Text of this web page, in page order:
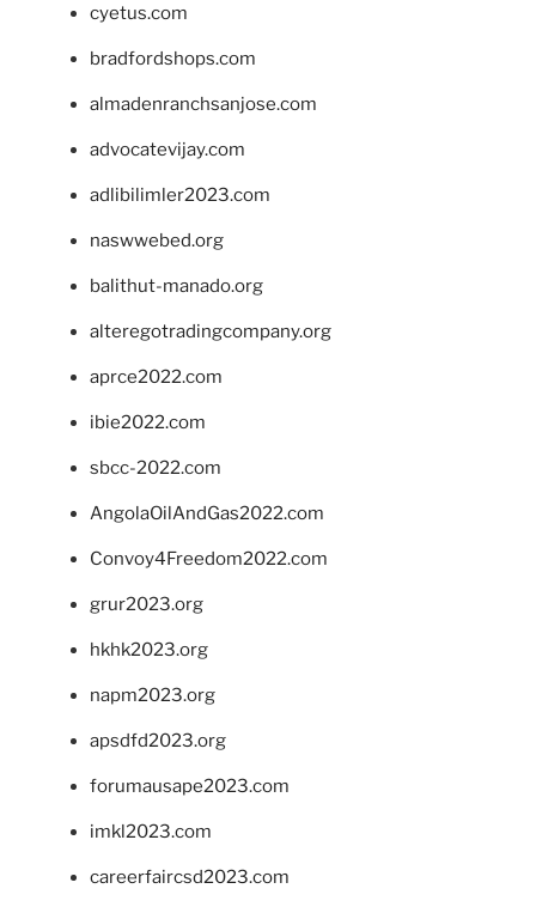
cyetus.com
bradfordshops.com
almadenranchsanjose.com
advocatevijay.com
adlibilimler2023.com
naswwebed.org
balithut-manado.org
alteregotradingcompany.org
aprce2022.com
ibie2022.com
sbcc-2022.com
AngolaOilAndGas2022.com
Convoy4Freedom2022.com
grur2023.org
hkhk2023.org
napm2023.org
apsdfd2023.org
forumausape2023.com
imkl2023.com
careerfaircsd2023.com